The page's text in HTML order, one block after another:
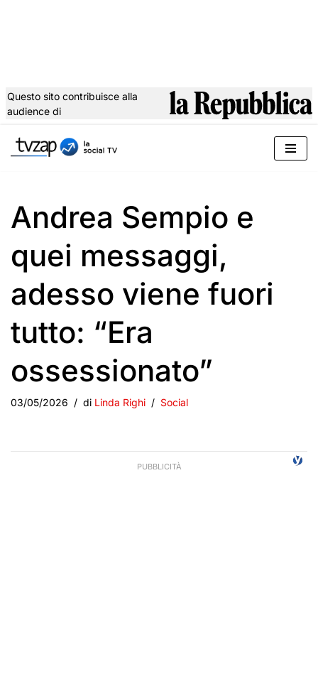
al
Questo sito contribuisce alla
audience di
Andrea Sempio e
quei messaggi,
adesso viene fuori
tutto: “Era
ossessionato”
03/05/2026 di Linda Righi Social